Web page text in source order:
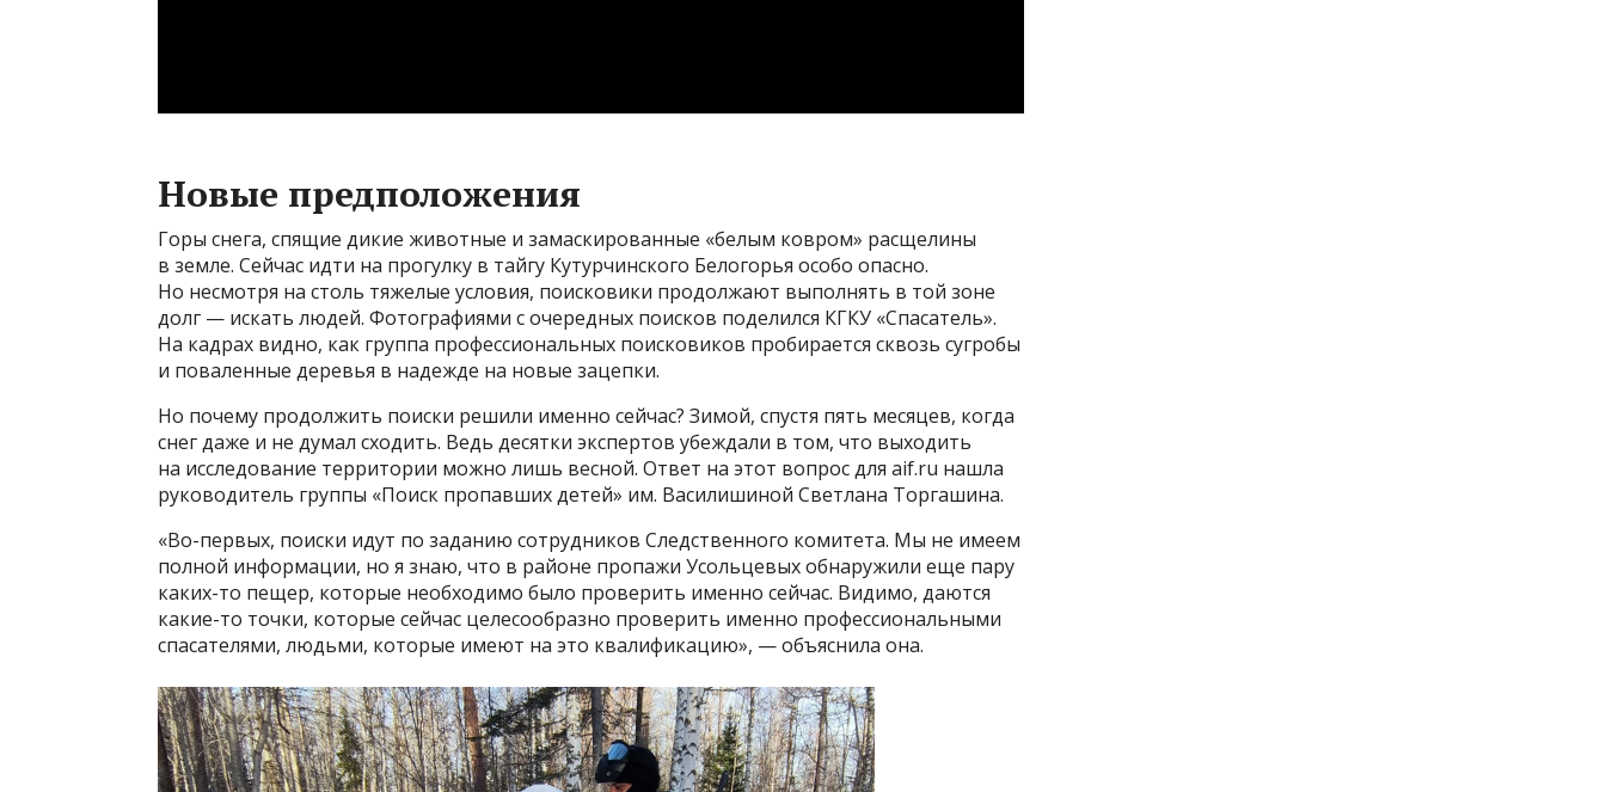
Новые предположения
Горы снега, спящие дикие животные и замаскированные «белым ковром» расщелины
в земле. Сейчас идти на прогулку в тайгу Кутурчинского Белогорья особо опасно.
Но несмотря на столь тяжелые условия, поисковики продолжают выполнять в той зоне
долг — искать людей. Фотографиями с очередных поисков поделился КГКУ «Спасатель».
На кадрах видно, как группа профессиональных поисковиков пробирается сквозь сугробы
и поваленные деревья в надежде на новые зацепки.
Но почему продолжить поиски решили именно сейчас? Зимой, спустя пять месяцев, когда
снег даже и не думал сходить. Ведь десятки экспертов убеждали в том, что выходить
на исследование территории можно лишь весной. Ответ на этот вопрос для aif.ru нашла
руководитель группы «Поиск пропавших детей» им. Василишиной Светлана Торгашина.
«Во-первых, поиски идут по заданию сотрудников Следственного комитета. Мы не имеем
полной информации, но я знаю, что в районе пропажи Усольцевых обнаружили еще пару
каких-то пещер, которые необходимо было проверить именно сейчас. Видимо, даются
какие-то точки, которые сейчас целесообразно проверить именно профессиональными
спасателями, людьми, которые имеют на это квалификацию», — объяснила она.